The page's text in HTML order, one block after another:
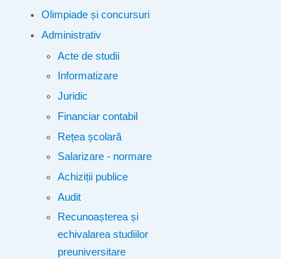
Olimpiade și concursuri
Administrativ
Acte de studii
Informatizare
Juridic
Financiar contabil
Rețea școlară
Salarizare - normare
Achiziții publice
Audit
Recunoașterea și
echivalarea studiilor
preuniversitare